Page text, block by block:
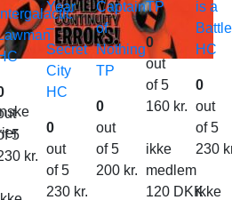
Intergalactic
Lawman
5
kr.
Year
–
Secret
City
HC
0
out
of 5
230 kr.
Captain
of
Nothing
TP
0
out
of 5
200 kr.
TP
0
out
of 5
160 kr.
ikke
medlem
120 DKK
is a
HC
0
out
of 5
230
ikke